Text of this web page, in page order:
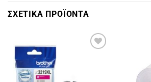
ΣΧΕΤΙΚΑ ΠΡΟΪΟΝΤΑ